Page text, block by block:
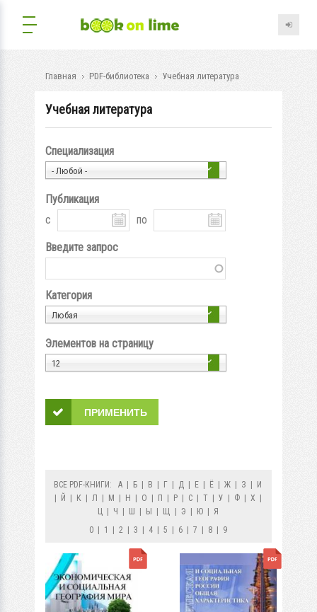
Главная PDF-библиотека Учебная литература
Учебная литература
Специализация
- Любой -
Публикация
с
по
Введите запрос
Категория
Любая
Элементов на страницу
12
ВСЕ PDF-КНИГИ: А Б В Г Д Е Ё Ж З
И
Й К Л М Н О П Р С Т У Ф Х
Ц
Ч Ш Ы Щ Э Ю
Я
0
1 2 3 4 5 6 7 8 9